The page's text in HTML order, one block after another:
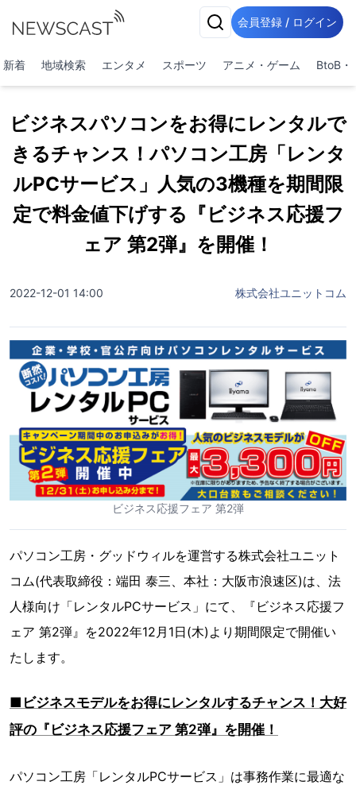
会員登録 / ログイン
新着 地域検索 エンタメ スポーツ アニメ・ゲーム BtoB・
ビジネスパソコンをお得にレンタルで
きるチャンス！パソコン工房「レンタ
ルPCサービス」人気の3機種を期間限
定で料金値下げする『ビジネス応援フ
ェア 第2弾』を開催！
2022-12-01 14:00 株式会社ユニットコム
ビジネス応援フェア 第2弾
パソコン工房・グッドウィルを運営する株式会社ユニット
コム(代表取締役：端田 泰三、本社：大阪市浪速区)は、法
人様向け「レンタルPCサービス」にて、『ビジネス応援フ
ェア 第2弾』を2022年12月1日(木)より期間限定で開催い
たします。
■ビジネスモデルをお得にレンタルするチャンス！大好
評の『ビジネス応援フェア 第2弾』を開催！
パソコン工房「レンタルPCサービス」は事務作業に最適な